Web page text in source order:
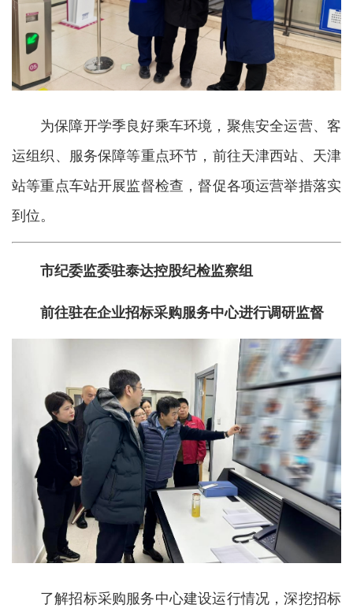
为保障开学季良好乘车环境，聚焦安全运营、客
运组织、服务保障等重点环节，前往天津西站、天津
站等重点车站开展监督检查，督促各项运营举措落实
到位。
市纪委监委驻泰达控股纪检监察组
前往驻在企业招标采购服务中心进行调研监督
了解招标采购服务中心建设运行情况，深挖招标